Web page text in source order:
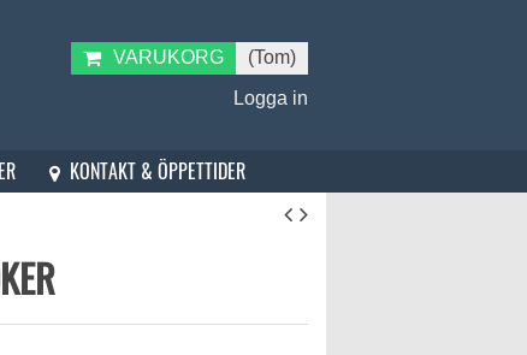
VARUKORG
(Tom)
Logga in
KONTAKT & ÖPPETTIDER